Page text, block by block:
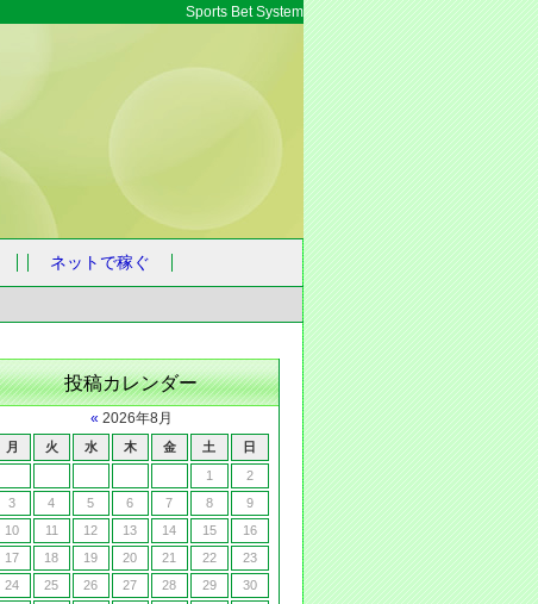
Sports Bet System
ネットで稼ぐ
投稿カレンダー
« 2026年8月
月 火 水 木 金 土
日
1
2
3
4 5 6 7 8
9
10
11 12 13 14 15
16
17
18 19 20 21 22
23
24
25 26 27 28 29
30